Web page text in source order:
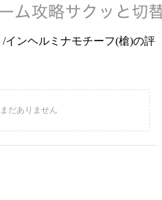
/インヘルミナモチーフ(槍)の評